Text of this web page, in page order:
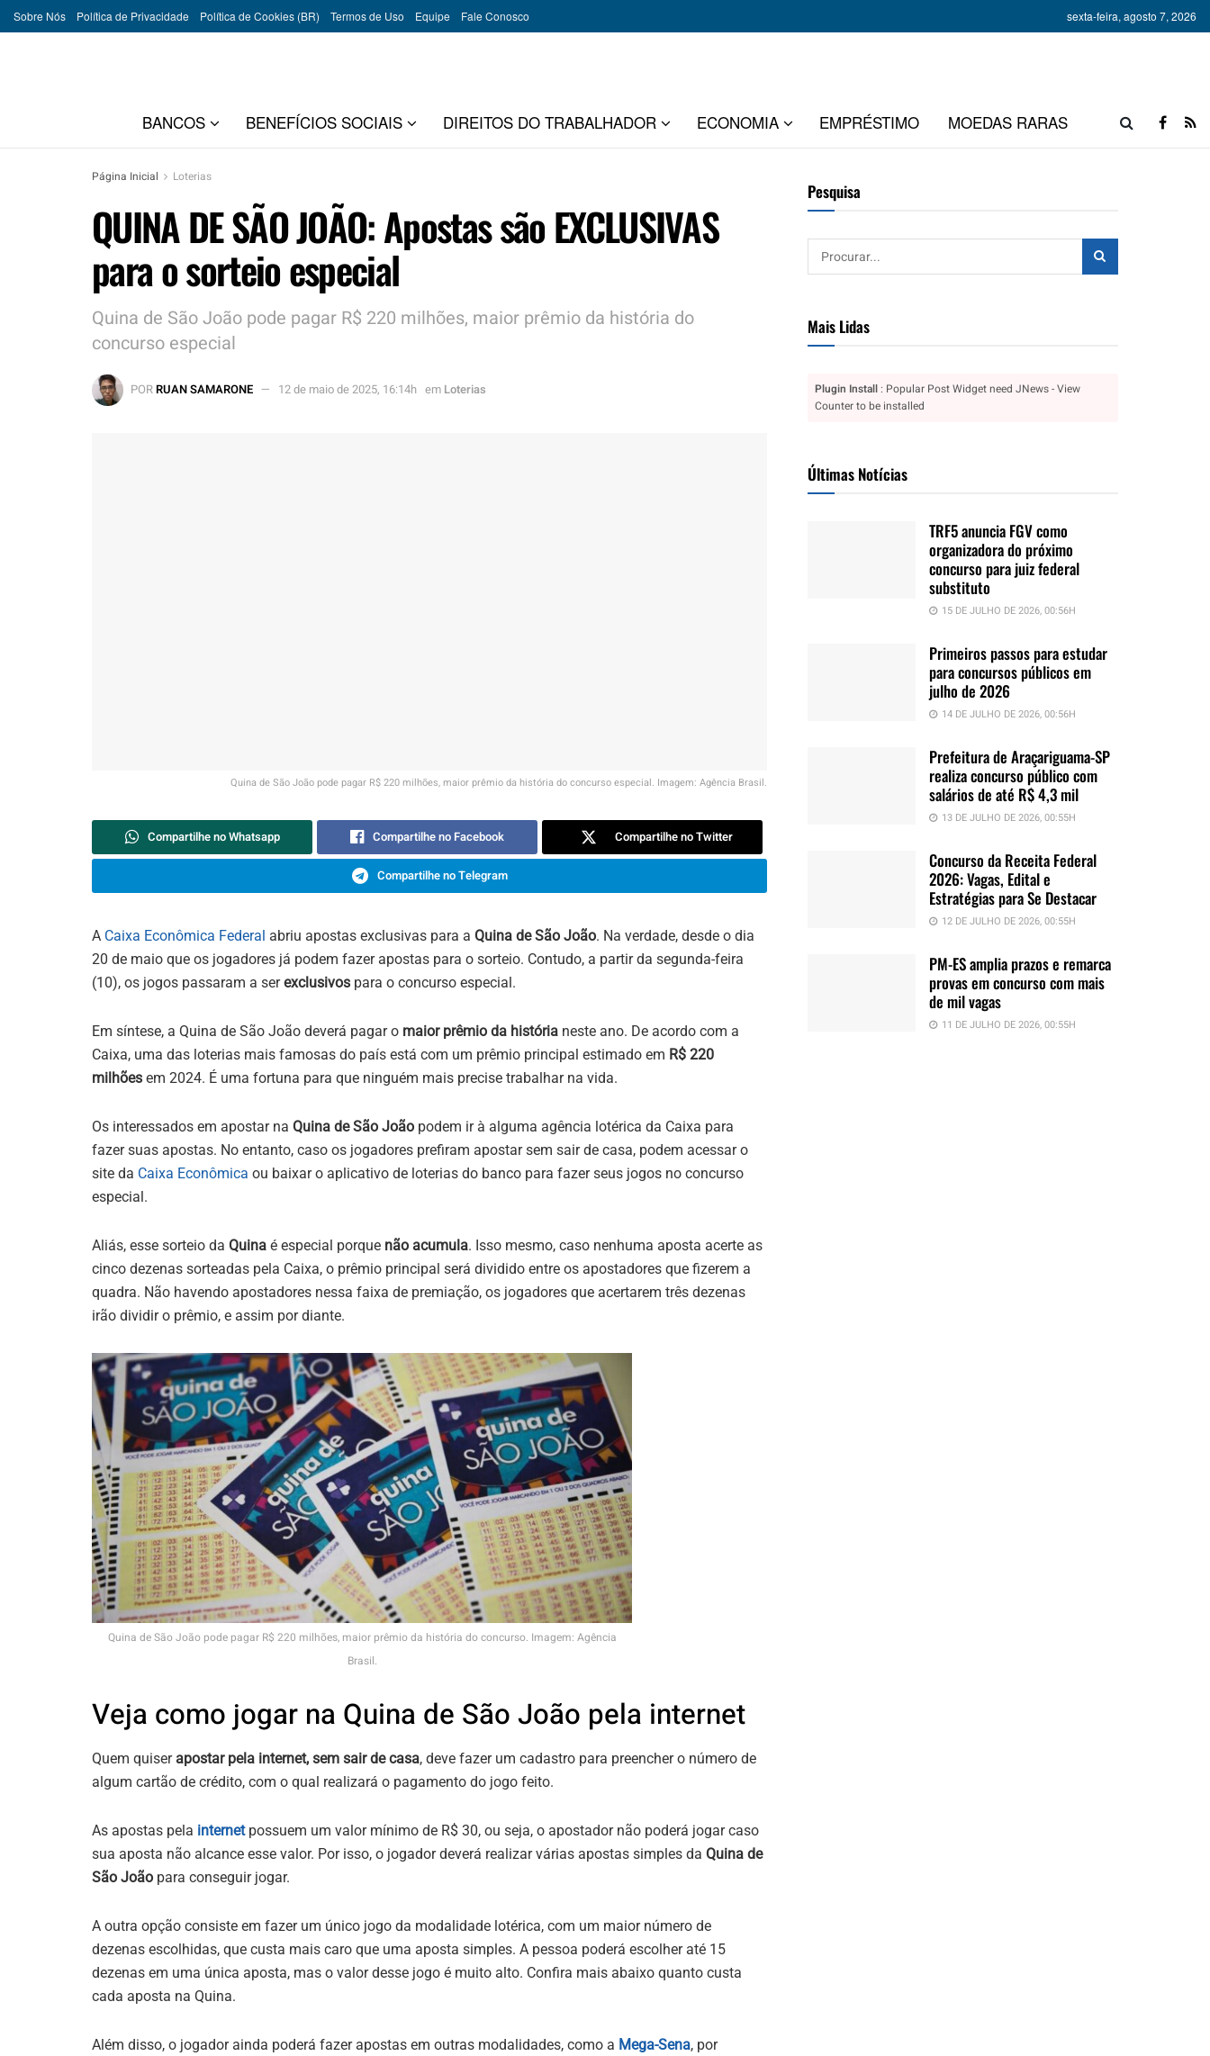
Sobre Nós Política de Privacidade Política de Cookies (BR) Termos de Uso Equipe Fale Conosco sexta-feira, agosto 7, 2026
BANCOS BENEFÍCIOS SOCIAIS DIREITOS DO TRABALHADOR ECONOMIA EMPRÉSTIMO MOEDAS RARAS
Página Inicial Loterias
QUINA DE SÃO JOÃO: Apostas são EXCLUSIVAS
para o sorteio especial
Quina de São João pode pagar R$ 220 milhões, maior prêmio da história do
concurso especial
PORRUAN SAMARONE 12 de maio de 2025, 16:14h em Loterias
Quina de São João pode pagar R$ 220 milhões, maior prêmio da história do concurso especial. Imagem: Agência Brasil.
Compartilhe no Whatsapp Compartilhe no Facebook Compartilhe no Twitter
Compartilhe no Telegram
A Caixa Econômica Federal abriu apostas exclusivas para a Quina de São João. Na verdade, desde o dia
20 de maio que os jogadores já podem fazer apostas para o sorteio. Contudo, a partir da segunda-feira
(10), os jogos passaram a serexclusivos para o concurso especial.
Em síntese, a Quina de São João deverá pagar o maior prêmio da história neste ano. De acordo com a
Caixa, uma das loterias mais famosas do país está com um prêmio principal estimado em R$ 220
milhões em 2024. É uma fortuna para que ninguém mais precise trabalhar na vida.
Os interessados em apostar na Quina de São João podem ir à alguma agência lotérica da Caixa para
fazer suas apostas. No entanto, caso os jogadores prefiram apostar sem sair de casa, podem acessar o
site da Caixa Econômica ou baixar o aplicativo de loterias do banco para fazer seus jogos no concurso
especial.
Aliás, esse sorteio da Quina é especial porque não acumula. Isso mesmo, caso nenhuma aposta acerte as
cinco dezenas sorteadas pela Caixa, o prêmio principal será dividido entre os apostadores que fizerem a
quadra. Não havendo apostadores nessa faixa de premiação, os jogadores que acertarem três dezenas
irão dividir o prêmio, e assim por diante.
Quina de São João pode pagar R$ 220 milhões, maior prêmio da história do concurso. Imagem: Agência
Brasil.
Veja como jogar na Quina de São João pela internet
Quem quiser apostar pela internet, sem sair de casa, deve fazer um cadastro para preencher o número de
algum cartão de crédito, com o qual realizará o pagamento do jogo feito.
As apostas pela internet possuem um valor mínimo de R$ 30, ou seja, o apostador não poderá jogar caso
sua aposta não alcance esse valor. Por isso, o jogador deverá realizar várias apostas simples da Quina de
São João para conseguir jogar.
A outra opção consiste em fazer um único jogo da modalidade lotérica, com um maior número de
dezenas escolhidas, que custa mais caro que uma aposta simples. A pessoa poderá escolher até 15
dezenas em uma única aposta, mas o valor desse jogo é muito alto. Confira mais abaixo quanto custa
cada aposta na Quina.
Além disso, o jogador ainda poderá fazer apostas em outras modalidades, como a Mega-Sena, por
Pesquisa
Mais Lidas
Plugin Install : Popular Post Widget need JNews - View
Counter to be installed
Últimas Notícias
TRF5 anuncia FGV como
organizadora do próximo
concurso para juiz federal
substituto
15 DE JULHO DE 2026, 00:56H
Primeiros passos para estudar
para concursos públicos em
julho de 2026
14 DE JULHO DE 2026, 00:56H
Prefeitura de Araçariguama-SP
realiza concurso público com
salários de até R$ 4,3 mil
13 DE JULHO DE 2026, 00:55H
Concurso da Receita Federal
2026: Vagas, Edital e
Estratégias para Se Destacar
12 DE JULHO DE 2026, 00:55H
PM-ES amplia prazos e remarca
provas em concurso com mais
de mil vagas
11 DE JULHO DE 2026, 00:55H